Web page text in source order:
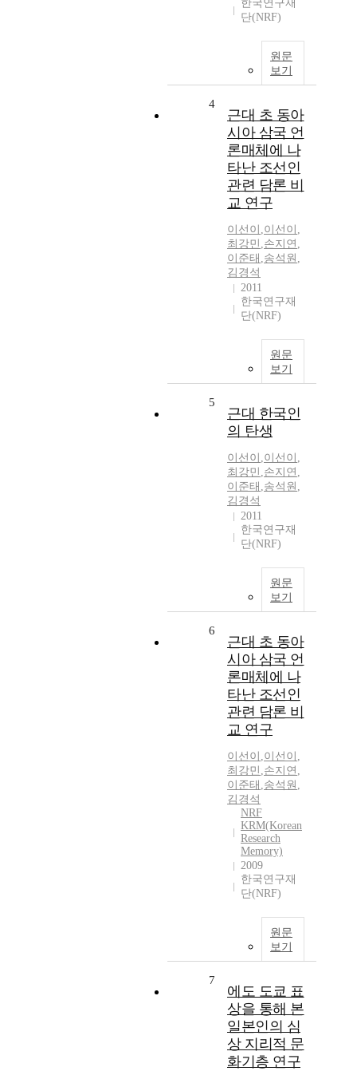
한국연구재
단(NRF)
원문
보기
4
근대 초 동아
시아 삼국 언
론매체에 나
타난 조선인
관련 담론 비
교 연구
이선이 ,이선이 ,
최강민 ,손지연 ,
이준태 ,송석원 ,
김경석
2011
한국연구재
단(NRF)
원문
보기
5
근대 한국인
의 탄생
이선이 ,이선이 ,
최강민 ,손지연 ,
이준태 ,송석원 ,
김경석
2011
한국연구재
단(NRF)
원문
보기
6
근대 초 동아
시아 삼국 언
론매체에 나
타난 조선인
관련 담론 비
교 연구
이선이 ,이선이 ,
최강민 ,손지연 ,
이준태 ,송석원 ,
김경석
NRF
KRM(Korean
Research
Memory)
2009
한국연구재
단(NRF)
원문
보기
7
에도 도쿄 표
상을 통해 본
일본인의 심
상 지리적 문
화기층 연구